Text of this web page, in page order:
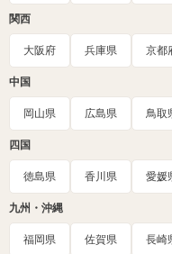
関西
大阪府 兵庫県 京都
中国
岡山県 広島県 鳥取
四国
徳島県 香川県 愛媛
九州・沖縄
福岡県 佐賀県 長崎